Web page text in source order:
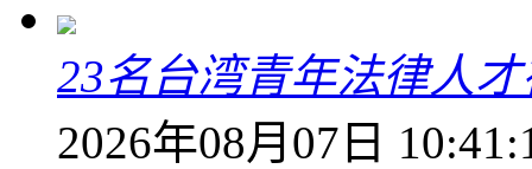
23名台湾青年法律人
2026年08月07日